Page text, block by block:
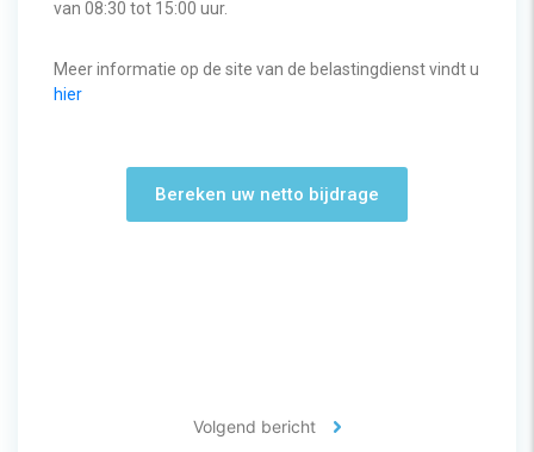
van 08:30 tot 15:00 uur.
Meer informatie op de site van de belastingdienst vindt u
hier
Bereken uw netto bijdrage
Volgend bericht